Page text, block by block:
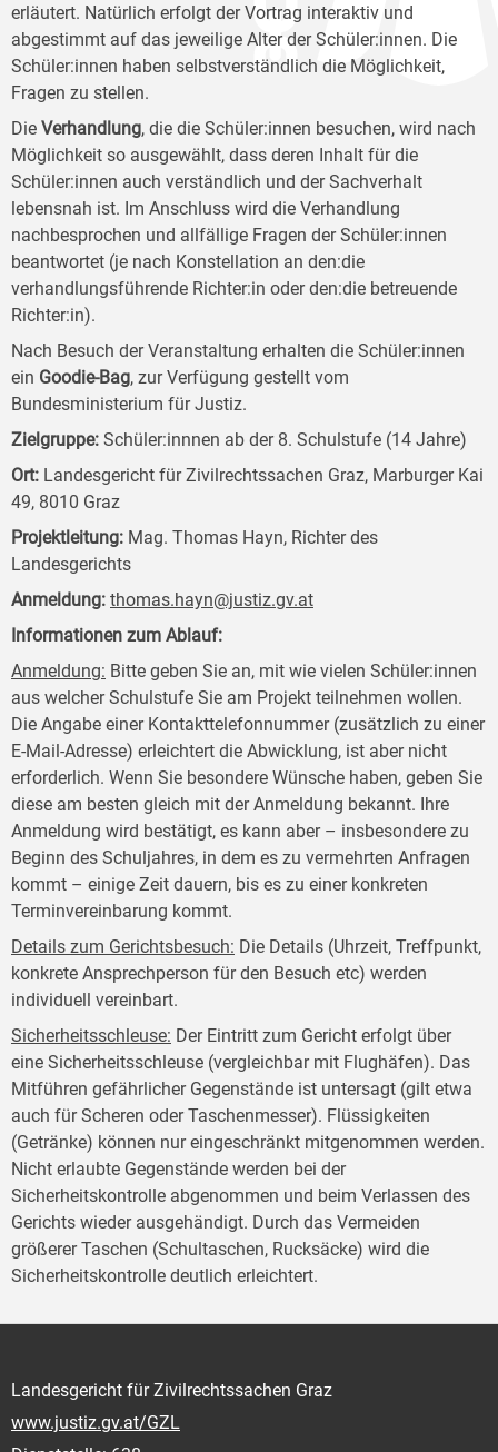
erläutert. Natürlich erfolgt der Vortrag interaktiv und
abgestimmt auf das jeweilige Alter der Schüler:innen. Die
Schüler:innen haben selbstverständlich die Möglichkeit,
Fragen zu stellen.
Die Verhandlung, die die Schüler:innen besuchen, wird nach
Möglichkeit so ausgewählt, dass deren Inhalt für die
Schüler:innen auch verständlich und der Sachverhalt
lebensnah ist. Im Anschluss wird die Verhandlung
nachbesprochen und allfällige Fragen der Schüler:innen
beantwortet (je nach Konstellation an den:die
verhandlungsführende Richter:in oder den:die betreuende
Richter:in).
Nach Besuch der Veranstaltung erhalten die Schüler:innen
ein Goodie-Bag, zur Verfügung gestellt vom
Bundesministerium für Justiz.
Zielgruppe: Schüler:innnen ab der 8. Schulstufe (14 Jahre)
Ort: Landesgericht für Zivilrechtssachen Graz, Marburger Kai
49, 8010 Graz
Projektleitung: Mag. Thomas Hayn, Richter des
Landesgerichts
Anmeldung: thomas.hayn@justiz.gv.at
Informationen zum Ablauf:
Anmeldung: Bitte geben Sie an, mit wie vielen Schüler:innen
aus welcher Schulstufe Sie am Projekt teilnehmen wollen.
Die Angabe einer Kontakttelefonnummer (zusätzlich zu einer
E-Mail-Adresse) erleichtert die Abwicklung, ist aber nicht
erforderlich. Wenn Sie besondere Wünsche haben, geben Sie
diese am besten gleich mit der Anmeldung bekannt. Ihre
Anmeldung wird bestätigt, es kann aber – insbesondere zu
Beginn des Schuljahres, in dem es zu vermehrten Anfragen
kommt – einige Zeit dauern, bis es zu einer konkreten
Terminvereinbarung kommt.
Details zum Gerichtsbesuch: Die Details (Uhrzeit, Treffpunkt,
konkrete Ansprechperson für den Besuch etc) werden
individuell vereinbart.
Sicherheitsschleuse: Der Eintritt zum Gericht erfolgt über
eine Sicherheitsschleuse (vergleichbar mit Flughäfen). Das
Mitführen gefährlicher Gegenstände ist untersagt (gilt etwa
auch für Scheren oder Taschenmesser). Flüssigkeiten
(Getränke) können nur eingeschränkt mitgenommen werden.
Nicht erlaubte Gegenstände werden bei der
Sicherheitskontrolle abgenommen und beim Verlassen des
Gerichts wieder ausgehändigt. Durch das Vermeiden
größerer Taschen (Schultaschen, Rucksäcke) wird die
Sicherheitskontrolle deutlich erleichtert.
Landesgericht für Zivilrechtssachen Graz
www.justiz.gv.at/GZL